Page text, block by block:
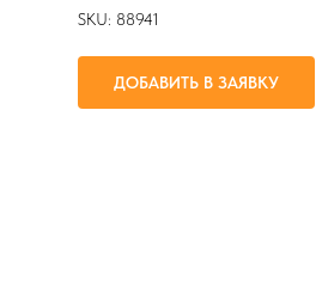
SKU: 88941
ДОБАВИТЬ В ЗАЯВКУ